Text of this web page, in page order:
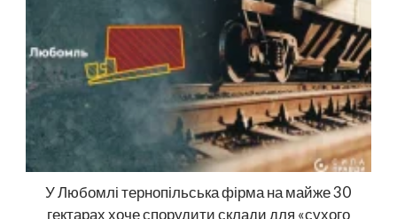
У Любомлі тернопільська фірма на майже 30
гектарах хоче спорудити склади для «сухого